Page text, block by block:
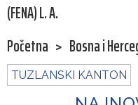
(FENA) L. A.
Početna > Bosna i
TUZLANSKI KANTON